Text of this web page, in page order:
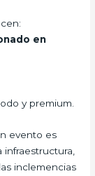
en
y premium.
evento es
inclemencias